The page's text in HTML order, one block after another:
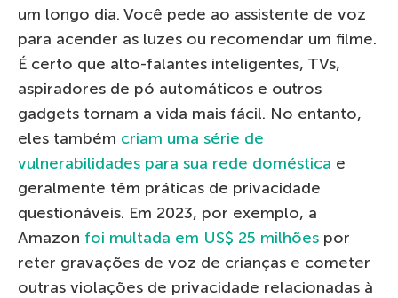
um longo dia. Você pede ao assistente de voz
para acender as luzes ou recomendar um filme.
É certo que alto-falantes inteligentes, TVs,
aspiradores de pó automáticos e outros
gadgets tornam a vida mais fácil. No entanto,
eles também criam uma série de
vulnerabilidades para sua rede doméstica e
geralmente têm práticas de privacidade
questionáveis. Em 2023, por exemplo, a
Amazon foi multada em US$ 25 milhões por
reter gravações de voz de crianças e cometer
outras violações de privacidade relacionadas à